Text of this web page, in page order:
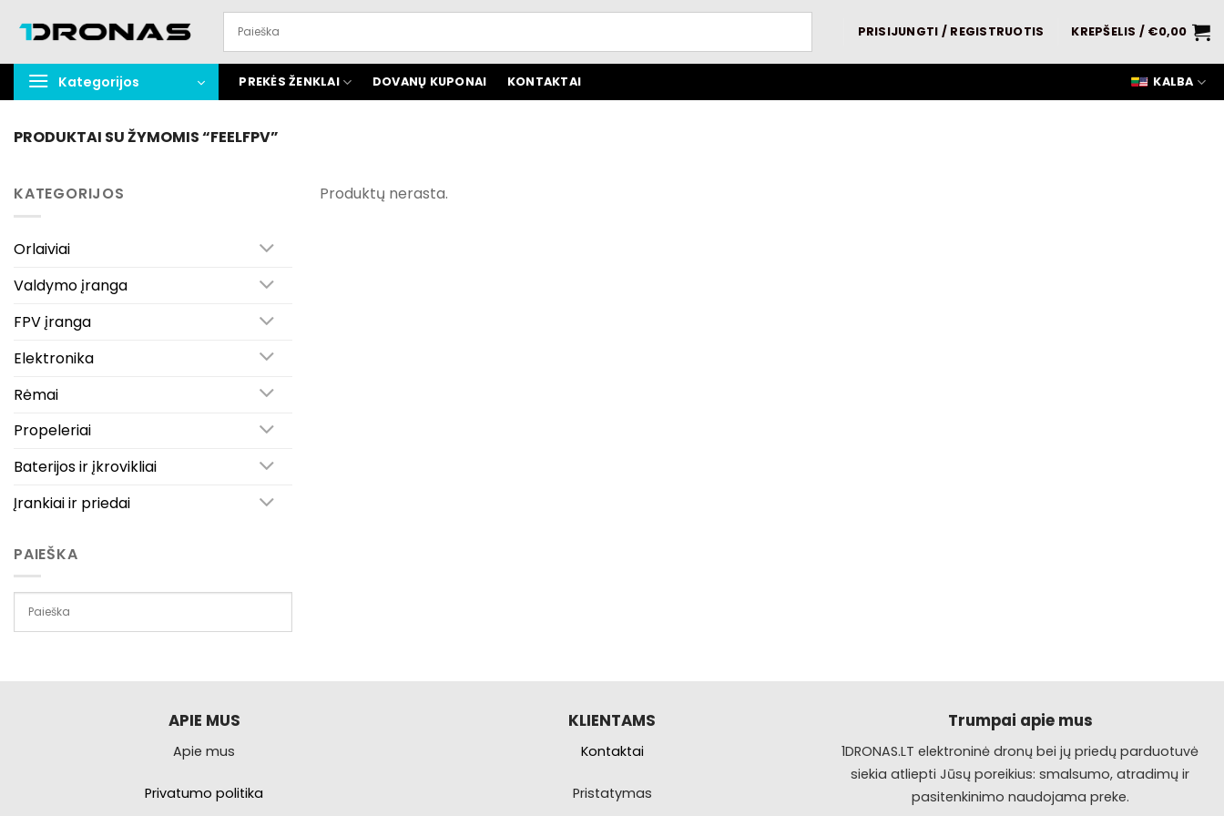
turinį
PRISIJUNGTI / REGISTRUOTIS KREPŠELIS / €0,00
Kategorijos PREKĖS ŽENKLAI DOVANŲ KUPONAI KONTAKTAI KALBA
PRODUKTAI SU ŽYMOMIS “FEELFPV”
KATEGORIJOS
Orlaiviai
Valdymo įranga
FPV įranga
Elektronika
Rėmai
Propeleriai
Baterijos ir įkrovikliai
Įrankiai ir priedai
PAIEŠKA
Produktų nerasta.
APIE MUS
Apie mus
Privatumo politika
KLIENTAMS
Kontaktai
Pristatymas
Trumpai apie mus
1DRONAS.LT elektroninė dronų bei jų priedų parduotuvė
siekia atliepti Jūsų poreikius: smalsumo, atradimų ir
pasitenkinimo naudojama preke.